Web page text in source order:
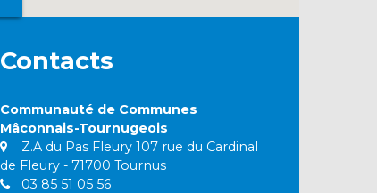
Contacts
Communauté de Communes
Mâconnais-Tournugeois
Z.A du Pas Fleury 107 rue du Cardinal
de Fleury - 71700 Tournus
03 85 51 05 56